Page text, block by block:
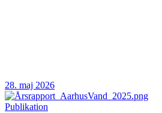
28. maj 2026
Publikation